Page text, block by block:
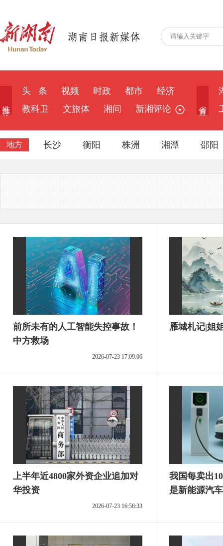
头 条 视频 时政 都市
经济
教科卫
文旅体 湘问 新湘评论
地方 长沙 衡阳 株洲 湘潭 邵阳
前所未有的人工智能失控事故！
中方救场
2026-07-23 17:09:06
雁城札记|姐
上半年近4800家外资企业追加对
华投资
2026-07-23 16:58:33
我国每卖出
是新能源汽车